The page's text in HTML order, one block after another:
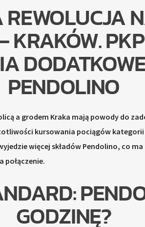
KRAKÓW.
PENDOLINO
a grodem Kraka mają powody do
kursowania pociągów kategorii
więcej składów Pendolino, co
połączenie.
GODZINĘ?